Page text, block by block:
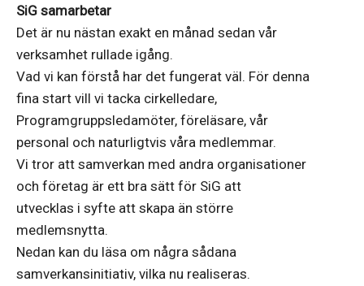
SiG samarbetar
Det är nu nästan exakt en månad sedan vår
verksamhet rullade igång.
Vad vi kan förstå har det fungerat väl. För denna
fina start vill vi tacka cirkelledare,
Programgruppsledamöter, föreläsare, vår
personal och naturligtvis våra medlemmar.
Vi tror att samverkan med andra organisationer
och företag är ett bra sätt för SiG att
utvecklas i syfte att skapa än större
medlemsnytta.
Nedan kan du läsa om några sådana
samverkansinitiativ, vilka nu realiseras.